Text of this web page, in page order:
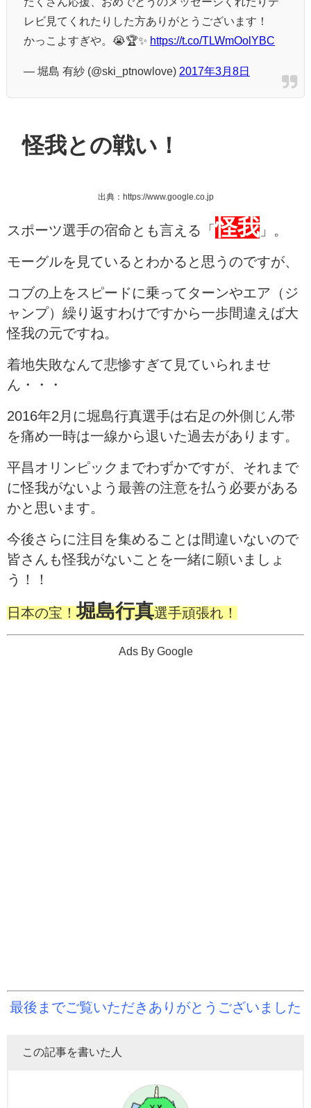
レビ見てくれたりした方ありがとうございます！
かっこよすぎや。😭🏆✨ https://t.co/TLWmOolYBC
— 堀島 有紗 (@ski_ptnowlove) 2017年3月8日
怪我との戦い！
出典：https://www.google.co.jp
スポーツ選手の宿命とも言える「 怪我 」。
モーグルを見ているとわかると思うのですが、
コブの上をスピードに乗ってターンやエア（ジ
ャンプ）繰り返すわけですから一歩間違えば大
怪我の元ですね。
着地失敗なんて悲惨すぎて見ていられませ
ん・・・
2016年2月に堀島行真選手は右足の外側じん帯
を痛め一時は一線から退いた過去があります。
平昌オリンピックまでわずかですが、それまで
に怪我がないよう最善の注意を払う必要がある
かと思います。
今後さらに注目を集めることは間違いないので
皆さんも怪我がないことを一緒に願いましょ
う！！
日本の宝！堀島行真選手頑張れ！
Ads By Google
最後までご覧いただきありがとうございました
この記事を書いた人